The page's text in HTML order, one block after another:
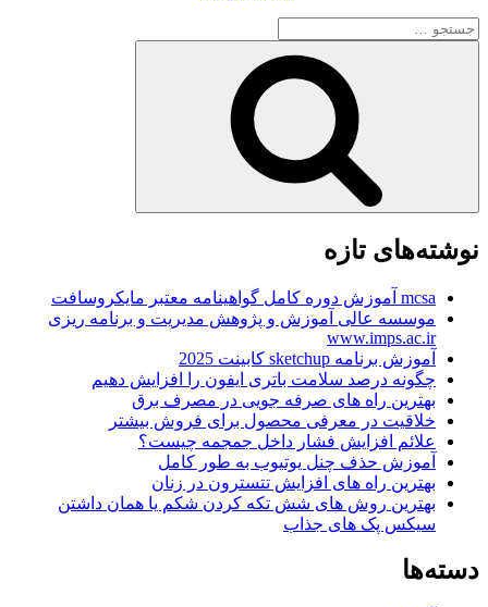
جستجو
برای
نوشته‌های تازه
mcsa آموزش دوره کامل گواهینامه معتبر مایکروسافت
موسسه عالی آموزش و پژوهش مدیریت و برنامه ریزی
www.imps.ac.ir
آموزش برنامه sketchup کابینت 2025
چگونه درصد سلامت باتری ایفون را افزایش دهیم
بهترین راه های صرفه جویی در مصرف برق
خلاقیت در معرفی محصول برای فروش بیشتر
علائم افزایش فشار داخل جمجمه چیست؟
آموزش حذف چنل یوتیوب به طور کامل
بهترین راه های افزایش تتسترون در زنان
بهترین روش های شش تکه کردن شکم یا همان داشتن
سیکس پک های جذاب
دسته‌ها